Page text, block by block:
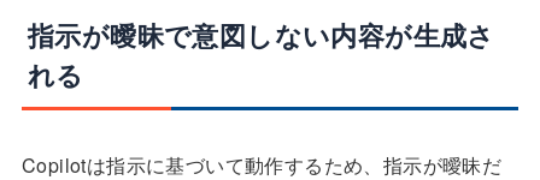
指示が曖昧で意図しない内容が生成さ
れる
Copilotは指示に基づいて動作するため、指示が曖昧だ